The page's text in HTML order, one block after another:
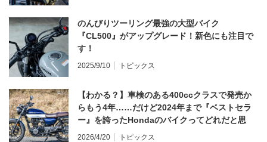
のんびりツーリング最強の大型バイク
『CL500』がアップグレード！新色にも注目で
す！
2025/9/10 トピックス
【わかる？】車検のある400ccクラスで発売か
らもう4年……だけど2024年まで『ベストセラ
ー』を誇ったHondaのバイクってどれだと思
う？
2026/4/20 トピックス